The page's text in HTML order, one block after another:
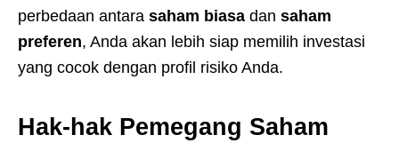
perbedaan antara saham biasa dan saham
preferen, Anda akan lebih siap memilih investasi
yang cocok dengan profil risiko Anda.
Hak-hak Pemegang Saham